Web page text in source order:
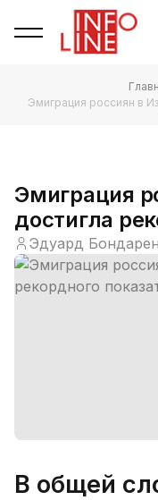
Эмиграция россиян в
Эмиграция
достигла
Эдуард
В общей